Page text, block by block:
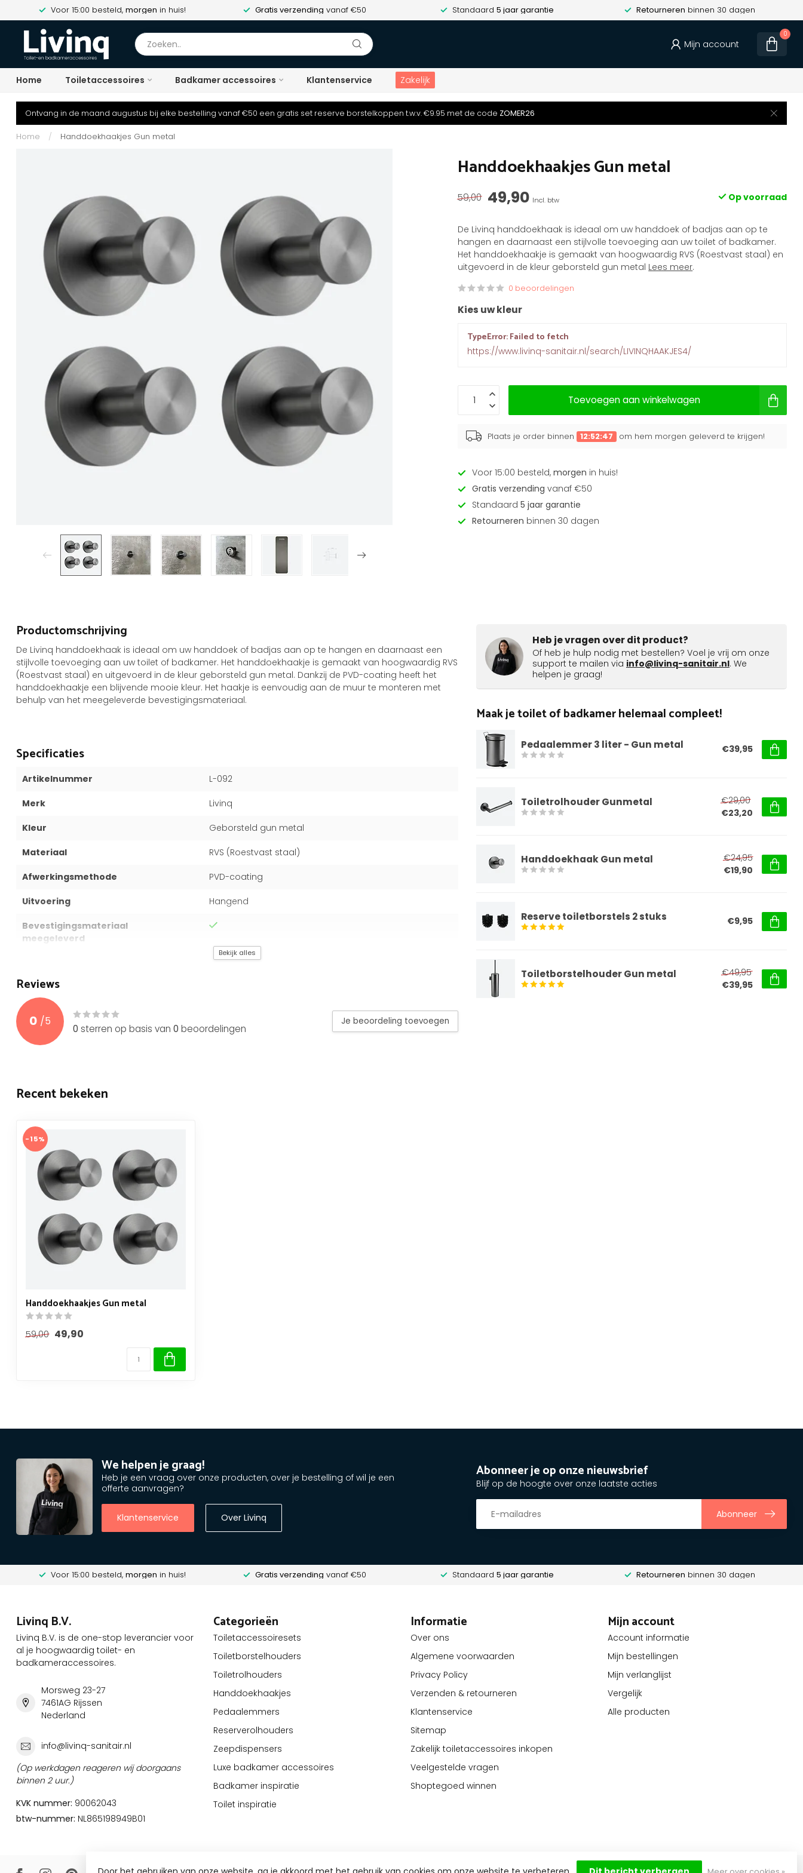
Voor 15:00 besteld, morgen in huis! Gratis verzending vanaf €50 Standaard 5 jaar garantie Retourneren binnen 30 dagen
Mijn account
0
Home Toiletaccessoires Badkamer accessoires Klantenservice Zakelijk
Ontvang in de maand augustus bij elke bestelling vanaf €50 een gratis set reserve borstelkoppen t.w.v. €9.95 met de code ZOMER26
Home / Handdoekhaakjes Gun metal
Handdoekhaakjes Gun metal
59,00 49,90 Incl. btw Op voorraad
De Livinq handdoekhaak is ideaal om uw handdoek of badjas aan op te
hangen en daarnaast een stijlvolle toevoeging aan uw toilet of badkamer.
Het handdoekhaakje is gemaakt van hoogwaardig RVS (Roestvast staal) en
uitgevoerd in de kleur geborsteld gun metal Lees meer.
0 beoordelingen
Kies uw kleur
TypeError: Failed to fetch
https://www.livinq-sanitair.nl/search/LIVINQHAAKJES4/
Toevoegen aan winkelwagen
Plaats je order binnen 12:52:46 om hem morgen geleverd te krijgen!
Voor 15:00 besteld,morgen in huis!
Gratis verzending vanaf €50
Standaard5 jaar garantie
Retourneren binnen 30 dagen
Productomschrijving
De Livinq handdoekhaak is ideaal om uw handdoek of badjas aan op te hangen en daarnaast een
stijlvolle toevoeging aan uw toilet of badkamer. Het handdoekhaakje is gemaakt van hoogwaardig RVS
(Roestvast staal) en uitgevoerd in de kleur geborsteld gun metal. Dankzij de PVD-coating heeft het
handdoekhaakje een blijvende mooie kleur. Het haakje is eenvoudig aan de muur te monteren met
behulp van het meegeleverde bevestigingsmateriaal.
Specificaties
Artikelnummer L-092
Merk Livinq
Kleur Geborsteld gun metal
Materiaal RVS (Roestvast staal)
Afwerkingsmethode PVD-coating
Uitvoering Hangend
Bevestigingsmateriaal
meegeleverd
5 jaar
Afmetingen
Diameter
Aantal 4 stuks
Bekijk alles
Reviews
0 /5
0 sterren op basis van 0 beoordelingen
Je beoordeling toevoegen
Heb je vragen over dit product?
Of heb je hulp nodig met bestellen? Voel je vrij om onze
support te mailen via info@livinq-sanitair.nl. We
helpen je graag!
Maak je toilet of badkamer helemaal compleet!
Pedaalemmer 3 liter - Gun metal €39,95
Toiletrolhouder Gunmetal
€29,00
€23,20
Handdoekhaak Gun metal
€24,95
€19,90
Reserve toiletborstels 2 stuks €9,95
Toiletborstelhouder Gun metal
€49,95
€39,95
Recent bekeken
-15%
Handdoekhaakjes Gun metal
59,00 49,90
We helpen je graag!
Heb je een vraag over onze producten, over je bestelling of wil je een
offerte aanvragen?
Klantenservice Over Livinq
Abonneer je op onze nieuwsbrief
Blijf op de hoogte over onze laatste acties
Abonneer
Voor 15:00 besteld, morgen in huis! Gratis verzending vanaf €50 Standaard 5 jaar garantie Retourneren binnen 30 dagen
Livinq B.V.
Livinq B.V. is de one-stop leverancier voor
al je hoogwaardig toilet- en
badkameraccessoires.
Morsweg 23-27
7461AG Rijssen
Nederland
info@livinq-sanitair.nl
(Op werkdagen reageren wij doorgaans
binnen 2 uur.)
KVK nummer: 90062043
btw-nummer: NL865198949B01
Categorieën
Toiletaccessoiresets
Toiletborstelhouders
Toiletrolhouders
Handdoekhaakjes
Pedaalemmers
Reserverolhouders
Zeepdispensers
Luxe badkamer accessoires
Badkamer inspiratie
Toilet inspiratie
Informatie
Over ons
Algemene voorwaarden
Privacy Policy
Verzenden & retourneren
Klantenservice
Sitemap
Zakelijk toiletaccessoires inkopen
Veelgestelde vragen
Shoptegoed winnen
Mijn account
Account informatie
Mijn bestellingen
Mijn verlanglijst
Vergelijk
Alle producten